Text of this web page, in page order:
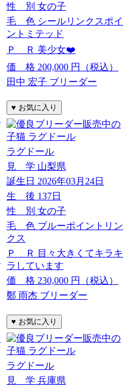
性 別 女の子
毛 色 シールリンクスポイ
ントミテッド
Ｐ Ｒ 美少女❤️
価 格 200,000 円（税込）
田中 宏子 ブリーダー
ラグドール
見 学 山梨県
誕生日 2026年03月24日
生 後 137日
性 別 女の子
毛 色 ブルーポイントリン
クス
Ｐ Ｒ
目々大きくてキラキ
ラしています
価 格 230,000 円（税込）
鄭 雨杰 ブリーダー
ラグドール
見 学 兵庫県